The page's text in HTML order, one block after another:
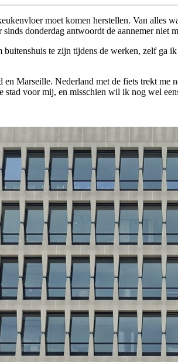
moet komen herstellen. Van alles
donderdag antwoordt de aannemer niet
buitenshuis te zijn tijdens de werken, zelf
Marseille. Nederland met de fiets trekt
voor mij, en misschien wil ik nog wel